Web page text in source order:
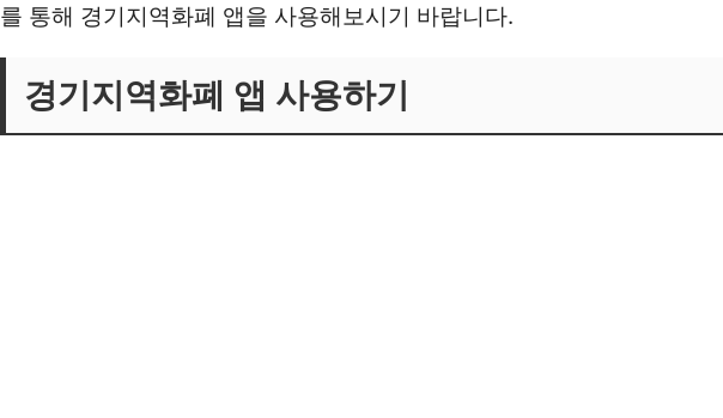
를 통해 경기지역화폐 앱을 사용해보시기 바랍니다.
경기지역화폐 앱 사용하기